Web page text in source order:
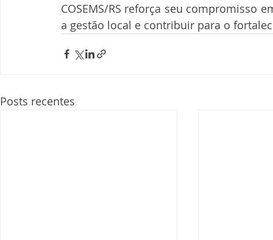
COSEMS/RS reforça seu compromisso
a gestão local e contribuir para o
Posts recentes